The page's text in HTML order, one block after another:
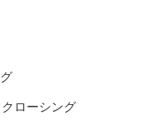
クローシング